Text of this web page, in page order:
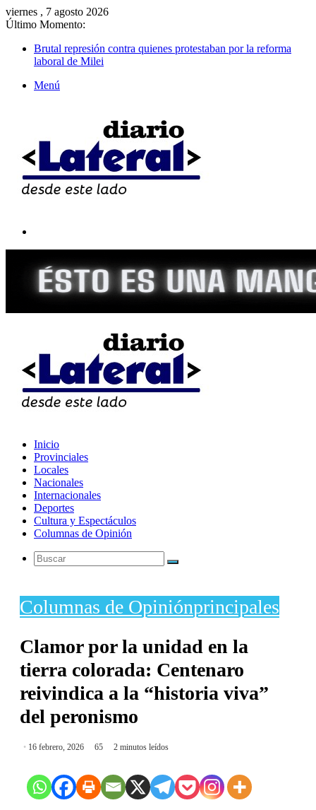
viernes , 7 agosto 2026
Último Momento:
Brutal represión contra quienes protestaban por la reforma
laboral de Milei
Menú
Inicio
Provinciales
Locales
Nacionales
Internacionales
Deportes
Cultura y Espectáculos
Columnas de Opinión
Buscar
Columnas de Opiniónprincipales
Clamor por la unidad en la
tierra colorada: Centenaro
reivindica a la “historia viva”
del peronismo
16 febrero, 2026 65 2 minutos leídos